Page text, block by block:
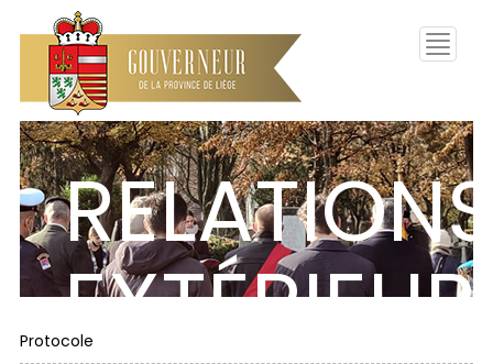
Toggle
Protocole